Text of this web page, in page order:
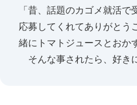
「昔、話題のカゴメ就活で
応募してくれてありがとう
緒にトマトジュースとおか
そんな事されたら、好き